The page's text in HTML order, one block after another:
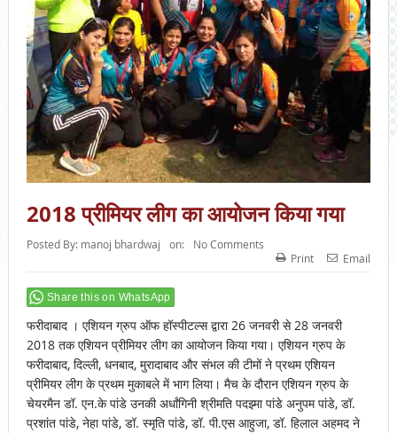
2018 प्रीमियर लीग का आयोजन किया गया
Posted By: manoj bhardwaj on:
No Comments
Print
Email
Share this on WhatsApp
फरीदाबाद । एशियन ग्रुप ऑफ हॉस्पीटल्स द्वारा 26 जनवरी से 28 जनवरी
2018 तक एशियन प्रीमियर लीग का आयोजन किया गया। एशियन ग्रुप के
फरीदाबाद, दिल्ली, धनबाद, मुरादाबाद और संभल की टीमों ने प्रथम एशियन
प्रीमियर लीग के प्रथम मुकाबले में भाग लिया। मैच के दौरान एशियन ग्रुप के
चेयरमैन डॉ. एन.के पांडे उनकी अर्धांगिनी श्रीमति पदझ्मा पांडे अनुपम पांडे, डॉ.
प्रशांत पांडे, नेहा पांडे, डॉ. स्मृति पांडे, डॉ. पी.एस आहुजा, डॉ. हिलाल अहमद ने